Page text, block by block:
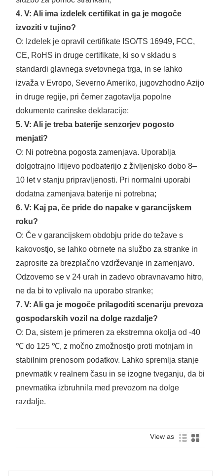
4. V: Ali ima izdelek certifikat in ga je mogoče
izvoziti v tujino?
O: Izdelek je opravil certifikate ISO/TS 16949, FCC,
CE, RoHS in druge certifikate, ki so v skladu s
standardi glavnega svetovnega trga, in se lahko
izvaža v Evropo, Severno Ameriko, jugovzhodno Azijo
in druge regije, pri čemer zagotavlja popolne
dokumente carinske deklaracije;
5. V: Ali je treba baterije senzorjev pogosto
menjati?
O: Ni potrebna pogosta zamenjava. Uporablja
dolgotrajno litijevo podbaterijo z življenjsko dobo 8–
10 let v stanju pripravljenosti. Pri normalni uporabi
dodatna zamenjava baterije ni potrebna;
6. V: Kaj pa, če pride do napake v garancijskem
roku?
O: Če v garancijskem obdobju pride do težave s
kakovostjo, se lahko obrnete na službo za stranke in
zaprosite za brezplačno vzdrževanje in zamenjavo.
Odzovemo se v 24 urah in zadevo obravnavamo hitro,
ne da bi to vplivalo na uporabo stranke;
7. V: Ali ga je mogoče prilagoditi scenariju prevoza
gospodarskih vozil na dolge razdalje?
O: Da, sistem je primeren za ekstremna okolja od -40
℃ do 125 ℃, z močno zmožnostjo proti motnjam in
stabilnim prenosom podatkov. Lahko spremlja stanje
pnevmatik v realnem času in se izogne ​​tveganju, da bi
pnevmatika izbruhnila med prevozom na dolge
razdalje.
View as